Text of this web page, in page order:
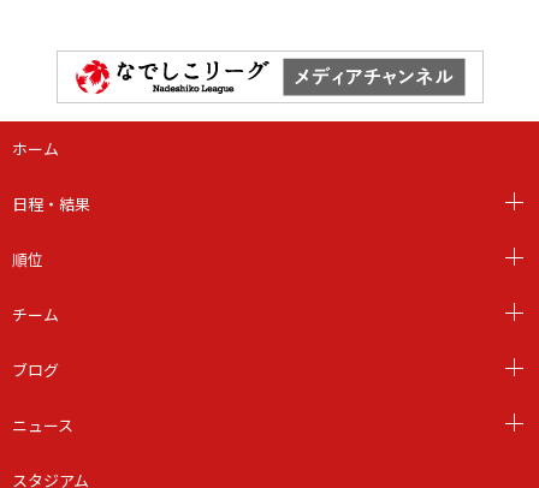
ホーム
日程・結果
順位
チーム
ブログ
ニュース
スタジアム